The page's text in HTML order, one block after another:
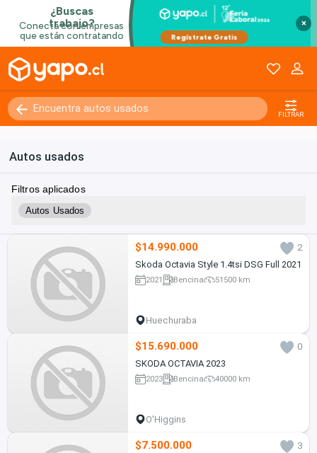
×
FILTRAR
Autos usados
Filtros aplicados
Autos Usados
$14.990.000
2
Skoda Octavia Style 1.4tsi DSG Full 2021
2021 Bencina 51500 km
Huechuraba
$15.690.000
0
SKODA OCTAVIA 2023
2023 Bencina 40000 km
O'Higgins
$7.500.000
3